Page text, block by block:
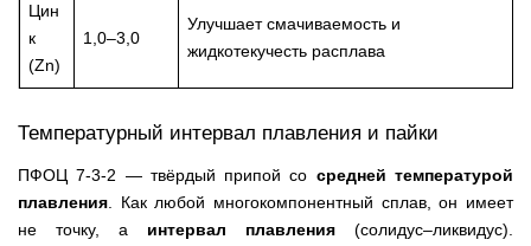
Цин
к
(Zn)
1,0–3,0
Улучшает смачиваемость и
жидкотекучесть расплава
Температурный интервал плавления и пайки
ПФОЦ 7-3-2 — твёрдый припой со средней температурой
плавления . Как любой многокомпонентный сплав, он имеет
не точку, а интервал плавления (солидус–ликвидус).